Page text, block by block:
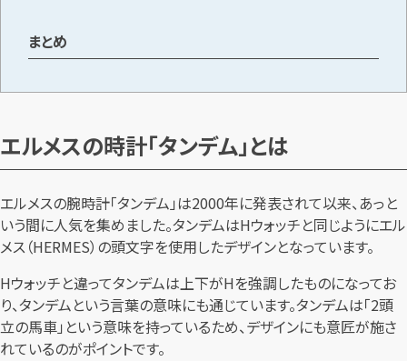
まとめ
エルメスの時計「タンデム」とは
エルメスの腕時計「タンデム」は2000年に発表されて以来、あっと
いう間に人気を集めました。タンデムはHウォッチと同じようにエル
メス（HERMES）の頭文字を使用したデザインとなっています。
Hウォッチと違ってタンデムは上下がHを強調したものになってお
り、タンデムという言葉の意味にも通じています。タンデムは「2頭
立の馬車」という意味を持っているため、デザインにも意匠が施さ
れているのがポイントです。